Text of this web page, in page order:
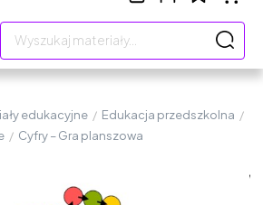
edukacyjne / Edukacja przedszkolna /
/ Cyfry – Gra planszowa